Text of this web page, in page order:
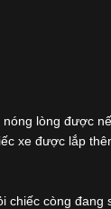
lòng được
xe được lắp
chiếc còng